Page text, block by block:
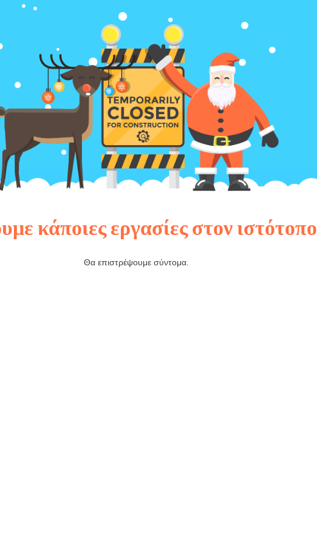
κάποιες εργασίες στον ιστότοπο
Θα επιστρέψουμε σύντομα.